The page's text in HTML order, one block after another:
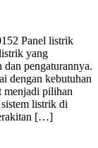
Panel listrik
yang
pengaturannya.
dengan kebutuhan
menjadi pilihan
listrik di
[…]